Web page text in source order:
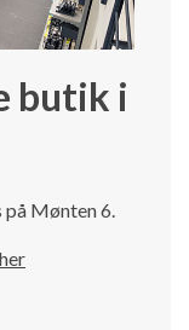
butik i
på Mønten 6.